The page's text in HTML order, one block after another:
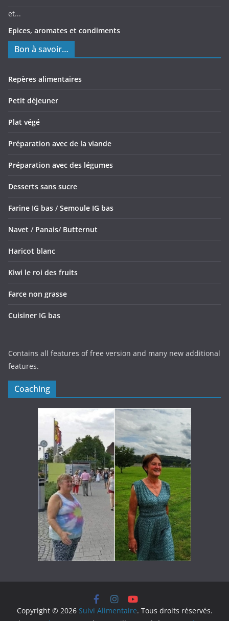
et...
Epices, aromates et condiments
Bon à savoir…
Repères alimentaires
Petit déjeuner
Plat végé
Préparation avec de la viande
Préparation avec des légumes
Desserts sans sucre
Farine IG bas /Semoule IG bas
Navet / Panais/ Butternut
Haricot blanc
Kiwi le roi des fruits
Farce non grasse
Cuisiner IG bas
Contains all features of free version and many new additional
features.
Coaching
Copyright © 2026 Suivi Alimentaire. Tous droits réservés.